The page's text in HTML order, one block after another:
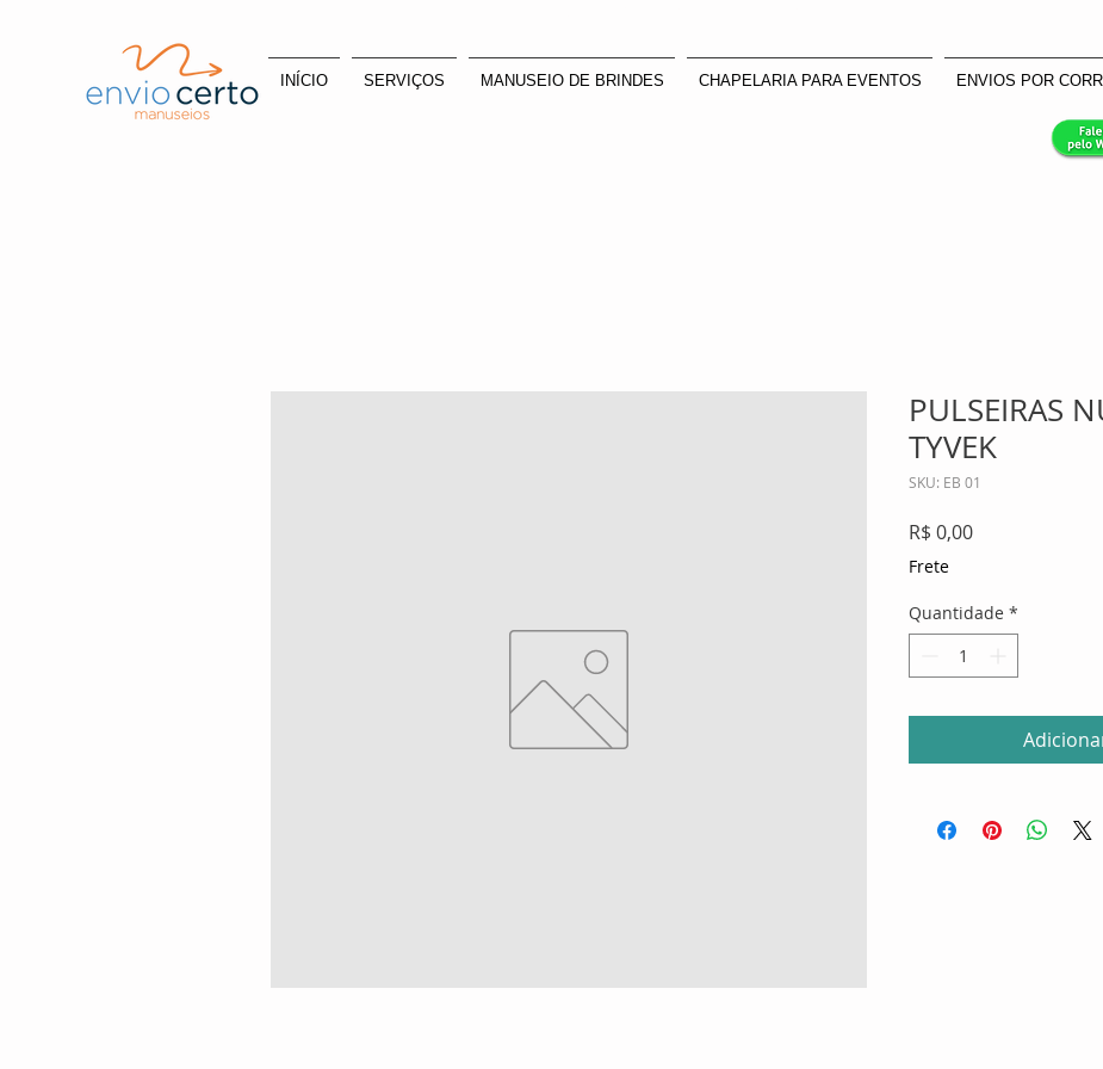
INÍCIO SERVIÇOS MANUSEIO DE BRINDES CHAPELARIA PARA EVENTOS ENVIOS POR
PULSEIRAS
TYVEK
SKU: EB 01
R$ 0,00Preço
Frete
Quantidade *